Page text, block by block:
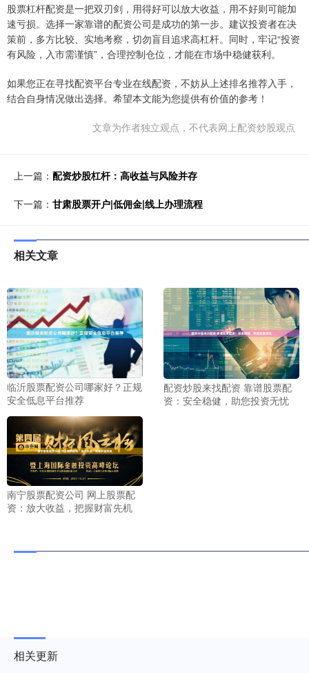
股票杠杆配资是一把双刃剑，用得好可以放大收益，用不好则可能加
速亏损。选择一家靠谱的配资公司是成功的第一步。建议投资者在决
策前，多方比较、实地考察，切勿盲目追求高杠杆。同时，牢记“投资
有风险，入市需谨慎”，合理控制仓位，才能在市场中稳健获利。
如果您正在寻找配资平台专业在线配资，不妨从上述排名推荐入手，
结合自身情况做出选择。希望本文能为您提供有价值的参考！
文章为作者独立观点，不代表网上配资炒股观点
上一篇： 配资炒股杠杆：高收益与风险并存
下一篇： 甘肃股票开户|低佣金|线上办理流程
相关文章
临沂股票配资公司哪家好？正规
安全低息平台推荐
配资炒股来找配资 靠谱股票配
资：安全稳健，助您投资无忧
南宁股票配资公司 网上股票配
资：放大收益，把握财富先机
相关更新